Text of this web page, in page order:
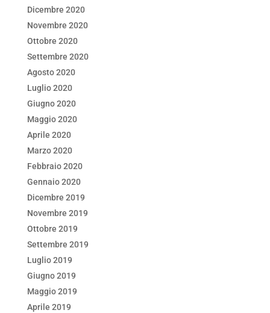
Dicembre 2020
Novembre 2020
Ottobre 2020
Settembre 2020
Agosto 2020
Luglio 2020
Giugno 2020
Maggio 2020
Aprile 2020
Marzo 2020
Febbraio 2020
Gennaio 2020
Dicembre 2019
Novembre 2019
Ottobre 2019
Settembre 2019
Luglio 2019
Giugno 2019
Maggio 2019
Aprile 2019